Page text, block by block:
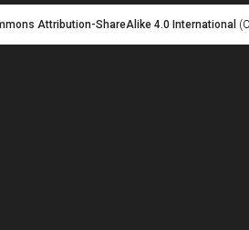
Attribution-ShareAlike 4.0 International